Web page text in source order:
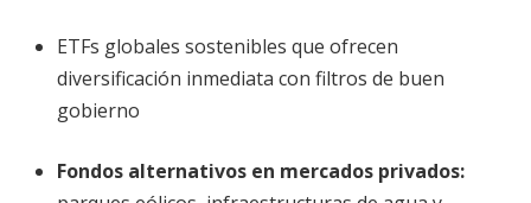
ETFs globales sostenibles que ofrecen
diversificación inmediata con filtros de buen
gobierno
Fondos alternativos en mercados privados: